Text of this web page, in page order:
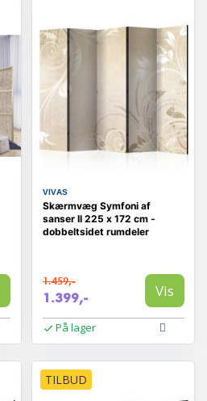
VIVAS
Skærmvæg Symfoni af
sanser II 225 x 172 cm -
dobbeltsidet rumdeler
1.459,-
1.399,- Vis
På lager
TILBUD